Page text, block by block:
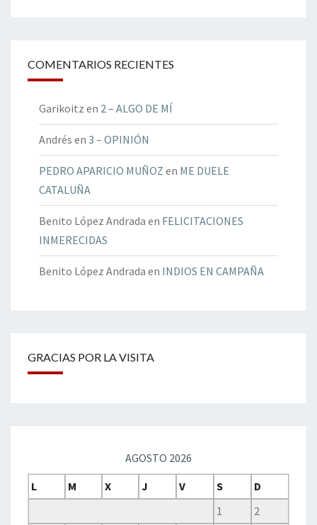
COMENTARIOS RECIENTES
Garikoitz en 2 – ALGO DE MÍ
Andrés en 3 – OPINIÓN
PEDRO APARICIO MUÑOZ en ME DUELE
CATALUÑA
Benito López Andrada en FELICITACIONES
INMERECIDAS
Benito López Andrada en INDIOS EN CAMPAÑA
GRACIAS POR LA VISITA
AGOSTO 2026
L
M X J V S
D
1
2